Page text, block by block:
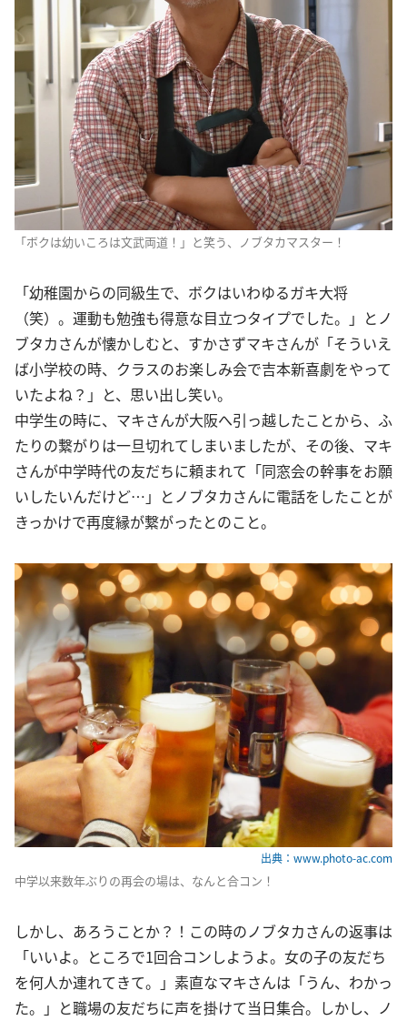
「ボクは幼いころは文武両道！」と笑う、ノブタカマスター！
「幼稚園からの同級生で、ボクはいわゆるガキ大将
（笑）。運動も勉強も得意な目立つタイプでした。」とノ
ブタカさんが懐かしむと、すかさずマキさんが「そういえ
ば小学校の時、クラスのお楽しみ会で吉本新喜劇をやって
いたよね？」と、思い出し笑い。
中学生の時に、マキさんが大阪へ引っ越したことから、ふ
たりの繋がりは一旦切れてしまいましたが、その後、マキ
さんが中学時代の友だちに頼まれて「同窓会の幹事をお願
いしたいんだけど…」とノブタカさんに電話をしたことが
きっかけで再度縁が繋がったとのこと。
出典：www.photo-ac.com
中学以来数年ぶりの再会の場は、なんと合コン！
しかし、あろうことか？！この時のノブタカさんの返事は
「いいよ。ところで1回合コンしようよ。女の子の友だち
を何人か連れてきて。」素直なマキさんは「うん、わかっ
た。」と職場の友だちに声を掛けて当日集合。しかし、ノ